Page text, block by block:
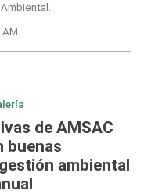
de AMSAC
buenas
ambiental